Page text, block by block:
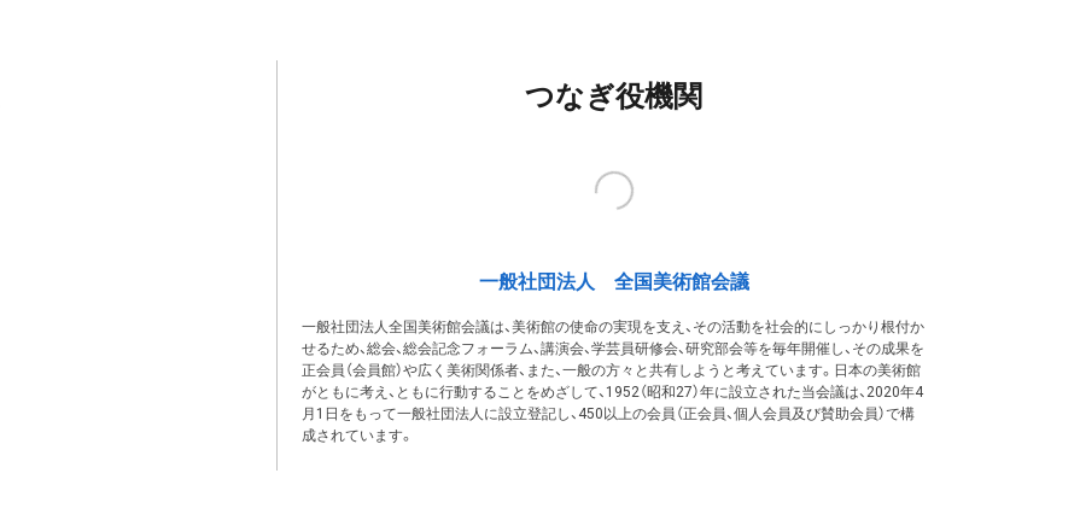
つなぎ役機関
一般社団法人 全国美術館会議
一般社団法人全国美術館会議は、美術館の使命の実現を支え、その活動を社会的にしっかり根付か
せるため、総会、総会記念フォーラム、講演会、学芸員研修会、研究部会等を毎年開催し、その成果を
正会員（会員館）や広く美術関係者、また、一般の方々と共有しようと考えています。日本の美術館
がともに考え、ともに行動することをめざして、1952（昭和27）年に設立された当会議は、2020年4
月1日をもって一般社団法人に設立登記し、450以上の会員（正会員、個人会員及び賛助会員）で構
成されています。